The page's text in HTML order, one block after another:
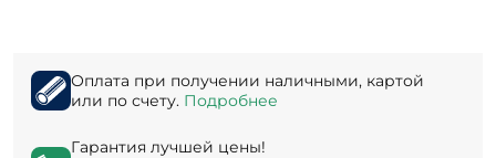
Оплата при получении наличными, картой
или по счету. Подробнее
Гарантия лучшей цены!